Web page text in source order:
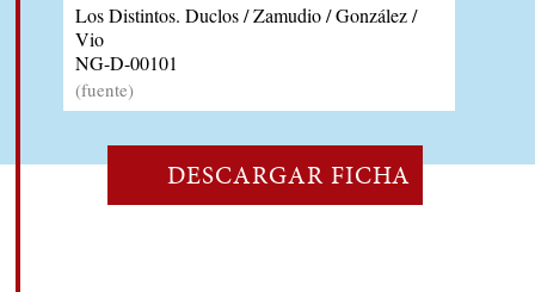
DESCARGAR FICHA
Los Distintos. Duclos / Zamudio / González /
Vio
NG-D-00101
(fuente)